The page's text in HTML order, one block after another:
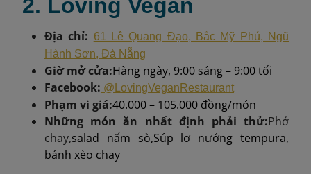
2. Loving Vegan
Địa chỉ: 61 Lê Quang Đạo, Bắc Mỹ Phú, Ngũ
Hành Sơn, Đà Nẵng
Giờ mở cửa:Hàng ngày, 9:00 sáng – 9:00 tối
Facebook: @LovingVeganRestaurant
Phạm vi giá:40.000 – 105.000 đồng/món
Những món ăn nhất định phải thử:Phở
chay,salad nấm sò,Súp lơ nướng tempura,
bánh xèo chay